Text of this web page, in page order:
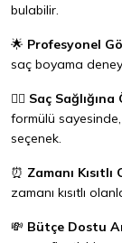
bulabilir.
🌟 Profesyonel
saç boyama
💇‍♀️ Saç
formülü sayesinde,
seçenek.
⏰ Zamanı
zamanı kısıtlı
💸 Bütçe Dostu